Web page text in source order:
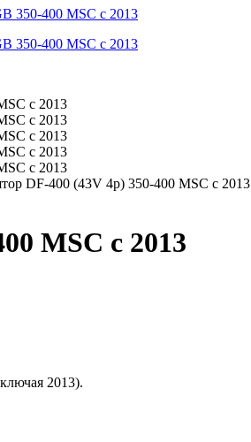
DF-400 (43V 4p) 350-400 MSC с 2013
MSC с 2013
2013).